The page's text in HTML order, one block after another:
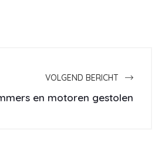
VOLGEND BERICHT
en motoren gestolen